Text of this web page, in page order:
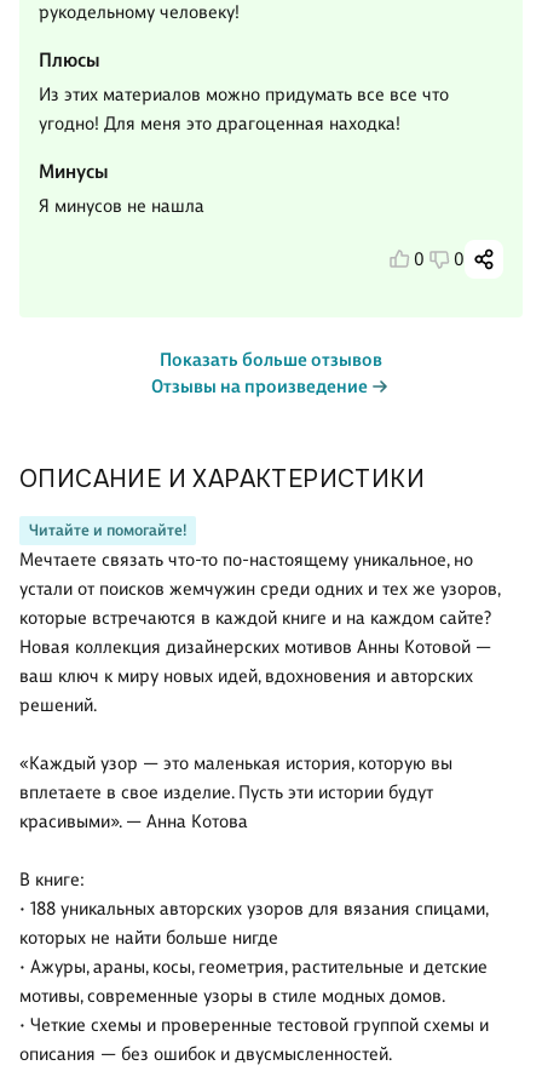
ОПИСАНИЕ И ХАРАКТЕРИСТИКИ
Читайте и помогайте!
Мечтаете связать что-то по-настоящему уникальное, но
устали от поисков жемчужин среди одних и тех же узоров,
которые встречаются в каждой книге и на каждом сайте?
Новая коллекция дизайнерских мотивов Анны Котовой —
ваш ключ к миру новых идей, вдохновения и авторских
решений.
«Каждый узор — это маленькая история, которую вы
вплетаете в свое изделие. Пусть эти истории будут
красивыми». — Анна Котова
В книге:
• 188 уникальных авторских узоров для вязания спицами,
которых не найти больше нигде
• Ажуры, араны, косы, геометрия, растительные и детские
мотивы, современные узоры в стиле модных домов.
• Четкие схемы и проверенные тестовой группой схемы и
описания — без ошибок и двусмысленностей.
рукодельному человеку!
Плюсы
Из этих материалов можно придумать все все что
угодно! Для меня это драгоценная находка!
Минусы
Я минусов не нашла
0 0
Показать больше отзывов
Отзывы на произведение